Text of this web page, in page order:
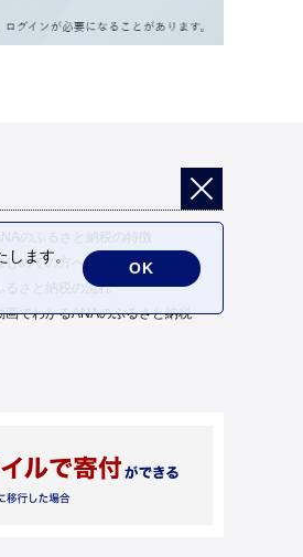
ANAのふるさと納税の特徴
じめての方へ
ふるさと納税の流れ
画でわかるANAのふるさと納税
ます。
OK